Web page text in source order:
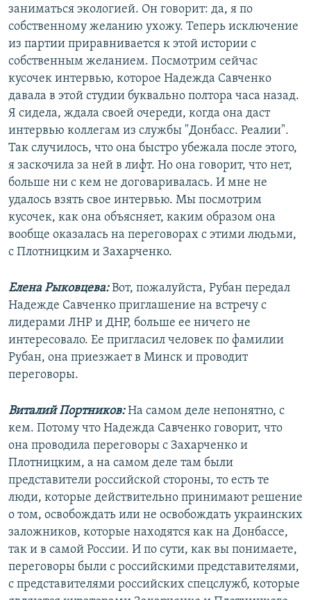
заниматься экологией. Он говорит: да, я по
собственному желанию ухожу. Теперь исключение
из партии приравнивается к этой истории с
собственным желанием. Посмотрим сейчас
кусочек интервью, которое Надежда Савченко
давала в этой студии буквально полтора часа назад.
Я сидела, ждала своей очереди, когда она даст
интервью коллегам из службы "Донбасс. Реалии".
Так случилось, что она быстро убежала после этого,
я заскочила за ней в лифт. Но она говорит, что нет,
больше ни с кем не договаривалась. И мне не
удалось взять свое интервью. Мы посмотрим
кусочек, как она объясняет, каким образом она
вообще оказалась на переговорах с этими людьми,
с Плотницким и Захарченко.
Елена Рыковцева:Вот, пожалуйста, Рубан передал
Надежде Савченко приглашение на встречу с
лидерами ЛНР и ДНР, больше ее ничего не
интересовало. Ее пригласил человек по фамилии
Рубан, она приезжает в Минск и проводит
переговоры.
Виталий Портников:На самом деле непонятно, с
кем. Потому что Надежда Савченко говорит, что
она проводила переговоры с Захарченко и
Плотницким, а на самом деле там были
представители российской стороны, то есть те
люди, которые действительно принимают решение
о том, освобождать или не освобождать украинских
заложников, которые находятся как на Донбассе,
так и в самой России. И по сути, как вы понимаете,
переговоры были с российскими представителями,
с представителями российских спецслужб, которые